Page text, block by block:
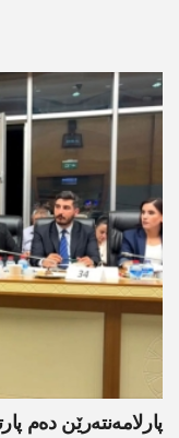
پارلامەنتەرێن دەم